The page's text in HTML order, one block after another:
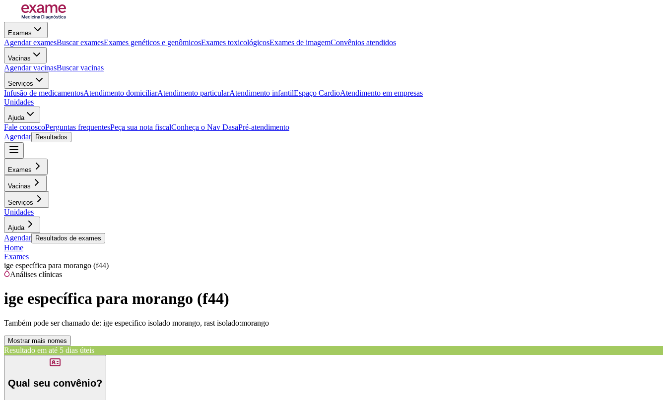
Exames
Agendar examesBuscar examesExames genéticos e genômicosExames toxicológicosExames de imagemConvênios atendidos
Vacinas
Agendar vacinasBuscar vacinas
Serviços
Infusão de medicamentosAtendimento domiciliarAtendimento particularAtendimento infantilEspaço CardioAtendimento em empresas
Unidades
Ajuda
Fale conoscoPerguntas frequentesPeça sua nota fiscalConheça o Nav DasaPré-atendimento
Agendar
Resultados
Exames
Vacinas
Serviços
Unidades
Ajuda
Agendar Resultados de exames
Home
Exames
ige específica para morango (f44)
Análises clínicas
ige específica para morango (f44)
Também pode ser chamado de: ige especifico isolado morango, rast isolado:morango
Mostrar mais nomes
Resultado em até 5 dias úteis
Qual seu convênio?